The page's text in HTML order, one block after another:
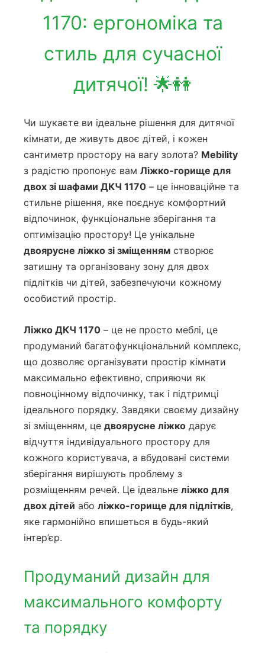
1170: ергономіка та
стиль для сучасної
дитячої! 🌟👭
Чи шукаєте ви ідеальне рішення для дитячої
кімнати, де живуть двоє дітей, і кожен
сантиметр простору на вагу золота? Mebility
з радістю пропонує вам Ліжко-горище для
двох зі шафами ДКЧ 1170 – це інноваційне та
стильне рішення, яке поєднує комфортний
відпочинок, функціональне зберігання та
оптимізацію простору! Це унікальне
двоярусне ліжко зі зміщенням створює
затишну та організовану зону для двох
підлітків чи дітей, забезпечуючи кожному
особистий простір.
Ліжко ДКЧ 1170 – це не просто меблі, це
продуманий багатофункціональний комплекс,
що дозволяє організувати простір кімнати
максимально ефективно, сприяючи як
повноцінному відпочинку, так і підтримці
ідеального порядку. Завдяки своєму дизайну
зі зміщенням, це двоярусне ліжко дарує
відчуття індивідуального простору для
кожного користувача, а вбудовані системи
зберігання вирішують проблему з
розміщенням речей. Це ідеальне ліжко для
двох дітей або ліжко-горище для підлітків,
яке гармонійно впишеться в будь-який
інтер’єр.
Продуманий дизайн для
максимального комфорту
та порядку